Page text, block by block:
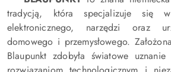
tradycją, która specjalizuje się
elektronicznego, narzędzi oraz
domowego i przemysłowego.
Blaupunkt zdobyła światowe